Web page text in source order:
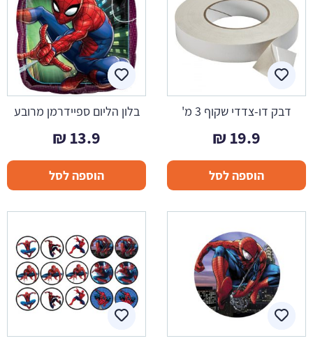
דבק דו-צדדי שקוף 3 מ'
19.9
₪
הוספה לסל
בלון הליום ספיידרמן מרובע
13.9
₪
הוספה לסל